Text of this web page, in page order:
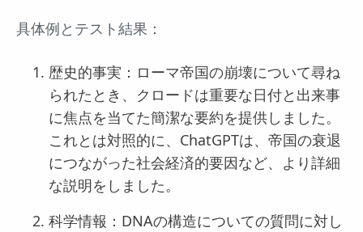
具体例とテスト結果：
歴史的事実：ローマ帝国の崩壊について尋ね
られたとき、クロードは重要な日付と出来事
に焦点を当てた簡潔な要約を提供しました。
これとは対照的に、ChatGPTは、帝国の衰退
につながった社会経済的要因など、より詳細
な説明をしました。
科学情報：DNAの構造についての質問に対し